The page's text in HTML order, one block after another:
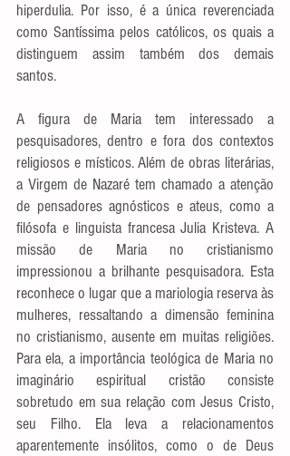
hiperdulia. Por isso, é a única reverenciada
como Santíssima pelos católicos, os quais a
distinguem assim também dos demais
santos.
A figura de Maria tem interessado a
pesquisadores, dentro e fora dos contextos
religiosos e místicos. Além de obras literárias,
a Virgem de Nazaré tem chamado a atenção
de pensadores agnósticos e ateus, como a
filósofa e linguista francesa Julia Kristeva. A
missão de Maria no cristianismo
impressionou a brilhante pesquisadora. Esta
reconhece o lugar que a mariologia reserva às
mulheres, ressaltando a dimensão feminina
no cristianismo, ausente em muitas religiões.
Para ela, a importância teológica de Maria no
imaginário espiritual cristão consiste
sobretudo em sua relação com Jesus Cristo,
seu Filho. Ela leva a relacionamentos
aparentemente insólitos, como o de Deus